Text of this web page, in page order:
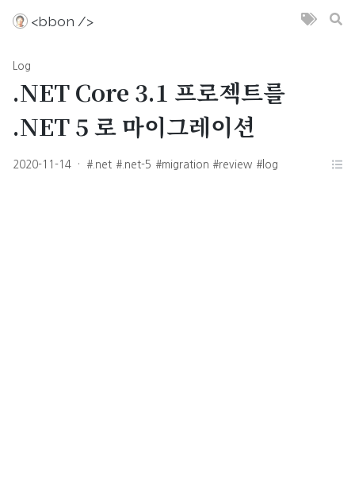
<bbon />
Log
.NET Core 3.1 프로젝트를
.NET 5 로 마이그레이션
2020-11-14 · #.net #.net-5 #migration #review #log